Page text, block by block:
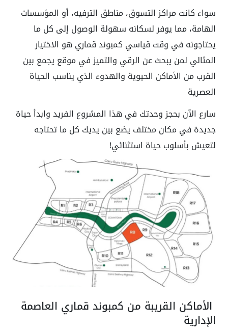
سواء كانت مراكز التسوق، مناطق الترفيه، أو المؤسسات
الهامة، مما يوفر لسكانه سهولة الوصول إلى كل ما
يحتاجونه في وقت قياسي كمبوند قماري هو الاختيار
المثالي لمن يبحث عن الرقي والتميز في موقع يجمع بين
القرب من الأماكن الحيوية والهدوء الذي يناسب الحياة
العصرية
سارع الآن بحجز وحدتك في هذا المشروع الفريد وابدأ حياة
جديدة في مكان مختلف يضع بين يديك كل ما تحتاجه
لتعيش بأسلوب حياة استثنائي!
الأماكن القريبة من كمبوند قماري العاصمة
الإدارية